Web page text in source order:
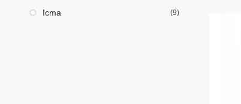
Icma (9)